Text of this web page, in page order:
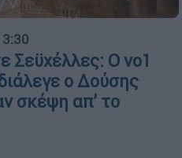
Σεϋχέλλες: Ο νο1
ο Δούσης
σκέψη απ’ το